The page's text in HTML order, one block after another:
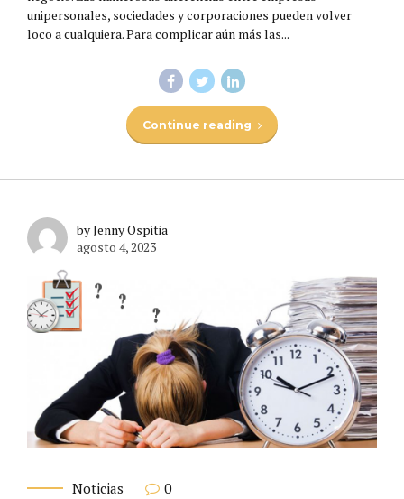
unipersonales, sociedades y corporaciones pueden volver
loco a cualquiera. Para complicar aún más las...
Continue reading
by Jenny Ospitia
agosto 4, 2023
Noticias 0